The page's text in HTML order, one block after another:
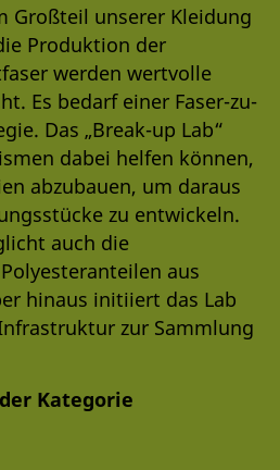
Großteil unserer Kleidung
Produktion der
werden wertvolle
Es bedarf einer Faser-zu-
Das „Break-up Lab“
dabei helfen können,
abzubauen, um daraus
zu entwickeln.
auch die
aus
hinaus initiiert das Lab
zur Sammlung
Kategorie